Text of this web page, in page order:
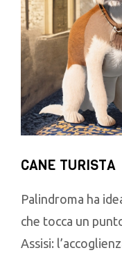
CANE TURISTA
Palindroma ha
che tocca un
Assisi: